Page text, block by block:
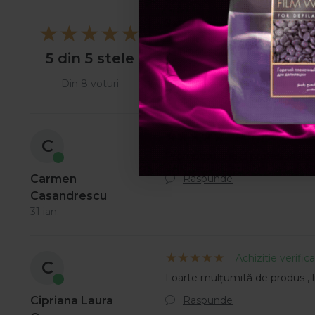
5 din 5 stele
Din 8 voturi
5 stele
4 stele
3 stele
2 stele
1 stea
C
Carmen
Casandrescu
31 ian.
Achizitie
Raspunde
C
Cipriana Laura
Achizitie
Foarte mulțumită de produs ,
Raspunde